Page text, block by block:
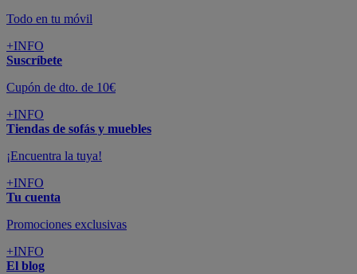
Todo en tu móvil
+INFO
Suscríbete
Cupón de dto. de 10€
+INFO
Tiendas de sofás y muebles
¡Encuentra la tuya!
+INFO
Tu cuenta
Promociones exclusivas
+INFO
El blog